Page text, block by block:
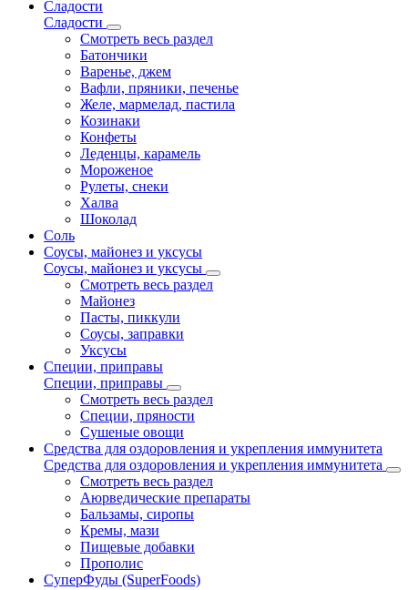
Сладости
Сладости
Смотреть весь раздел
Батончики
Варенье, джем
Вафли, пряники, печенье
Желе, мармелад, пастила
Козинаки
Конфеты
Леденцы, карамель
Мороженое
Рулеты, снеки
Халва
Шоколад
Соль
Соусы, майонез и уксусы
Соусы, майонез и уксусы
Смотреть весь раздел
Майонез
Пасты, пиккули
Соусы, заправки
Уксусы
Специи, приправы
Специи, приправы
Смотреть весь раздел
Специи, пряности
Сушеные овощи
Средства для оздоровления и укрепления иммунитета
Средства для оздоровления и укрепления иммунитета
Смотреть весь раздел
Аюрведические препараты
Бальзамы, сиропы
Кремы, мази
Пищевые добавки
Прополис
СуперФуды (SuperFoods)